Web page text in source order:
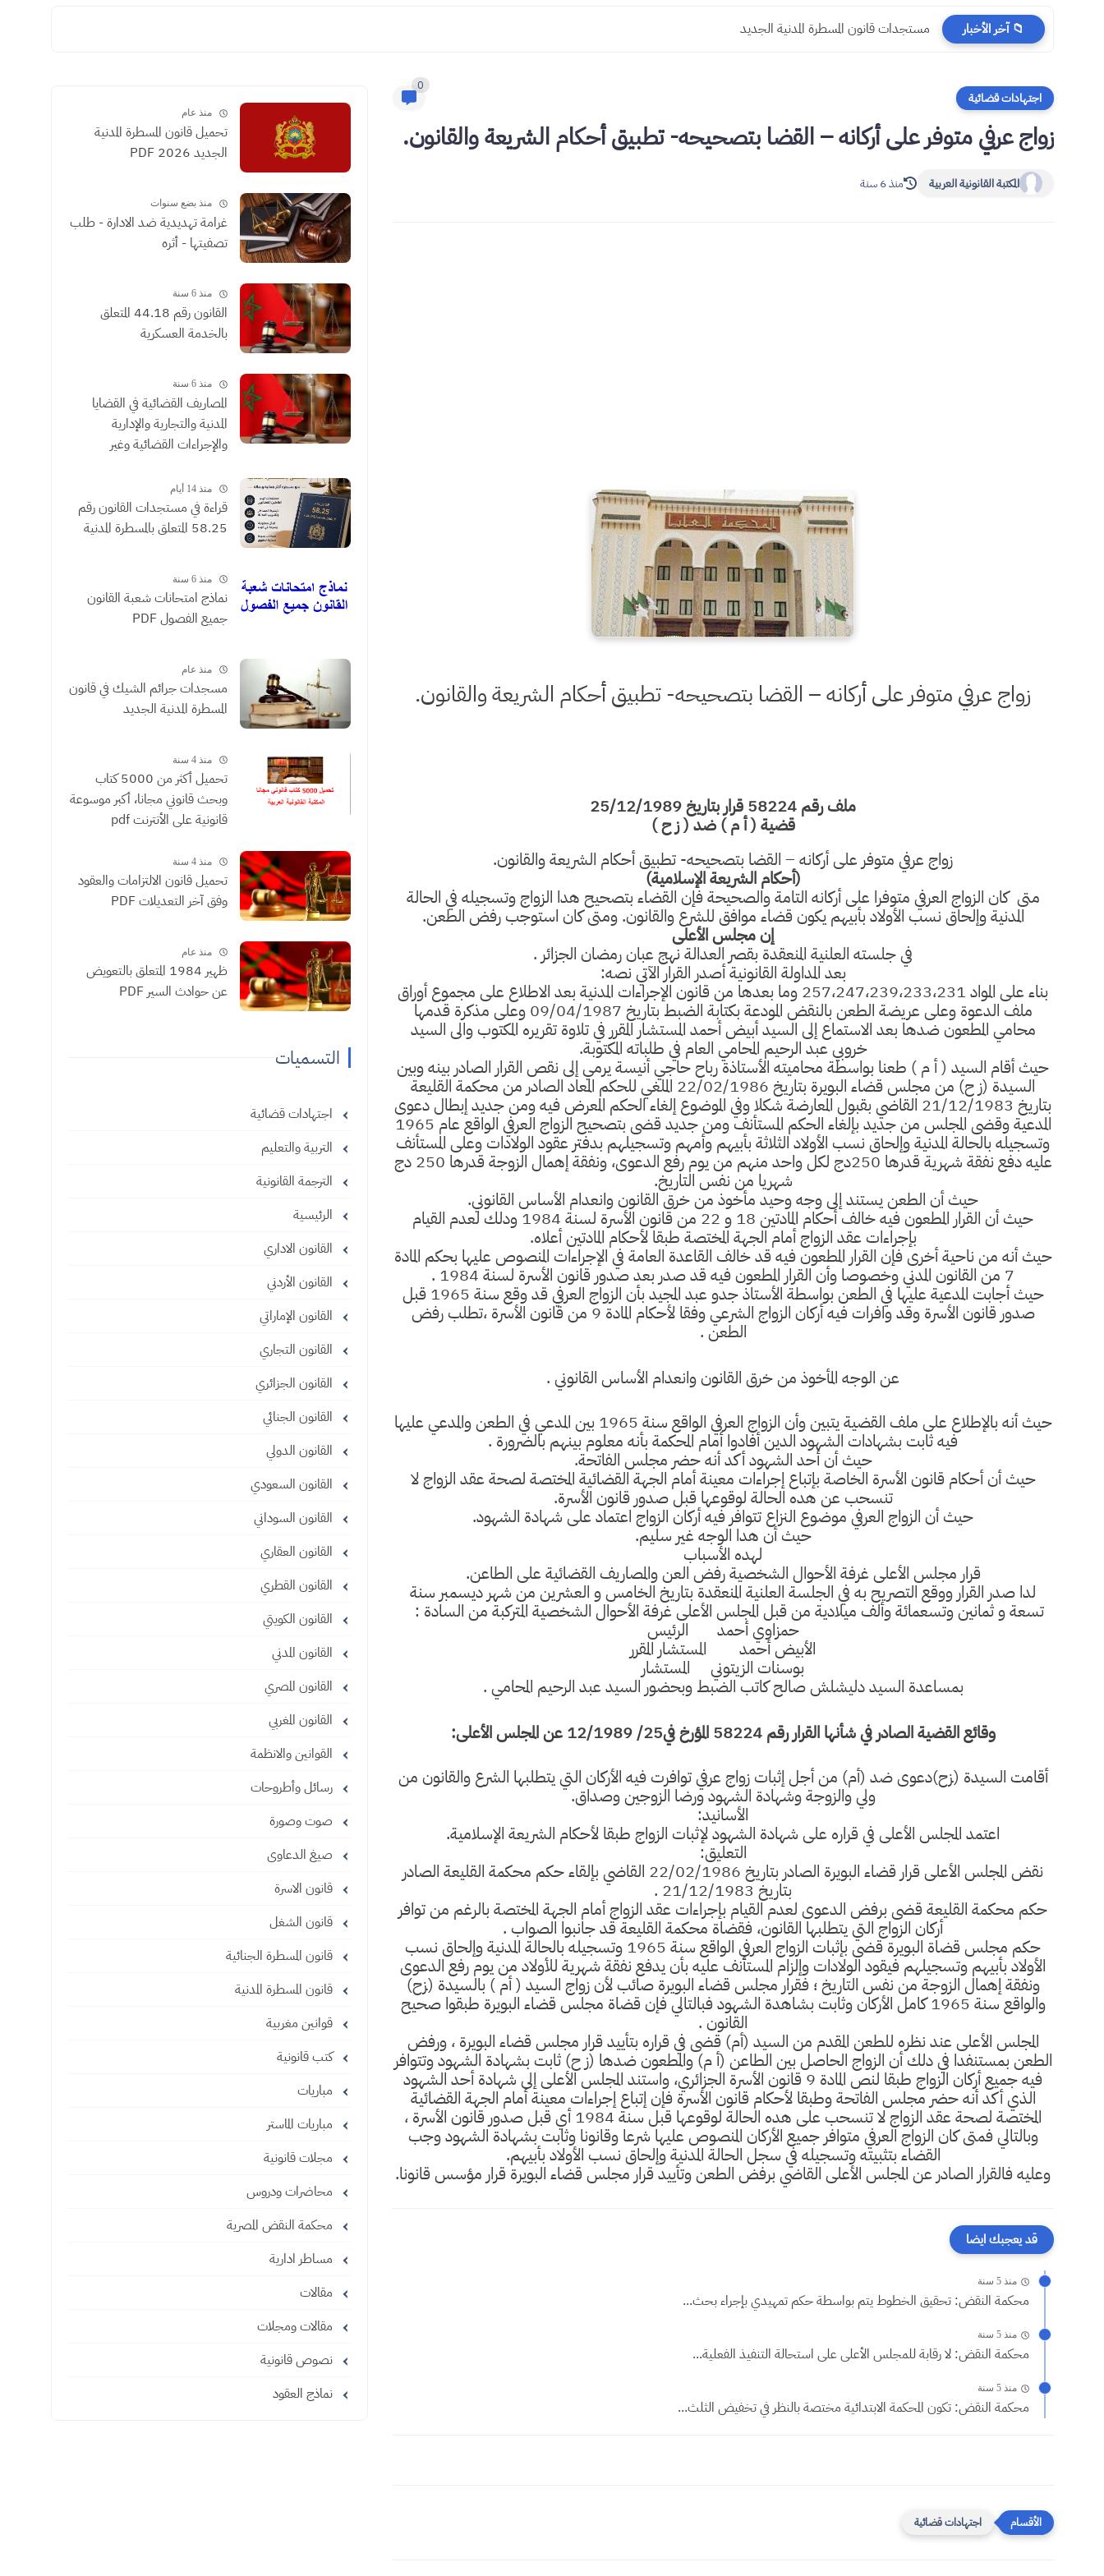
📁 آخر الأخبار مستجدات قانون المسطرة المدنية الجديد
اجتهادات قضائية
0
زواج عرفي متوفر على أركانه – القضا بتصحيحه- تطبيق أحكام الشريعة والقانون.
المكتبة القانونية العربية منذ 6 سنة
زواج عرفي متوفر على أركانه – القضا بتصحيحه- تطبيق أحكام الشريعة والقانون.
ملف رقم 58224 قرار بتاريخ 25/12/1989
قضية ( أ م ) ضد ( ز ح )
زواج عرفي متوفر على أركانه – القضا بتصحيحه- تطبيق أحكام الشريعة والقانون.
(أحكام الشريعة الإسلامية)
متى كان الزواج العرفي متوفرا على أركانه التامة والصحيحة فإن القضاء بتصحيح هدا الزواج وتسجيله في الحالة
المدنية وإلحاق نسب الأولاد بأبيهم يكون قضاء موافق للشرع والقانون. ومتى كان استوجب رفض الطعن.
إن مجلس الأعلى
في جلسته العلنية المنعقدة بقصر العدالة نهج عبان رمضان الجزائر .
بعد المداولة القانونية أصدر القرار الآتي نصه:
بناء على المواد 257،247،239،233،231 وما بعدها من قانون الإجراءات المدنية بعد الاطلاع على مجموع أوراق
ملف الدعوة وعلى عريضة الطعن بالنقض المودعة بكتابة الضبط بتاريخ 09/04/1987 وعلى مذكرة قدمها
محامي المطعون ضدها بعد الاستماع إلى السيد أبيض أحمد المستشار المقرر في تلاوة تقريره المكتوب والى السيد
خروبي عبد الرحيم المحامي العام في طلباته المكتوبة.
حيث أقام السيد ( أ م ) طعنا بواسطة محاميته الأستاذة رباح حاجي أنيسة يرمي إلى نقص القرار الصادر بينه وبين
السيدة (ز ح) من مجلس قضاء البويرة بتاريخ 22/02/1986 الملغي للحكم المعاد الصادر من محكمة القليعة
بتاريخ 21/12/1983 القاضي بقبول المعارضة شكلا وفي الموضوع إلغاء الحكم المعرض فيه ومن جديد إبطال دعوى
المدعية وقضى المجلس من جديد بإلغاء الحكم المستأنف ومن جديد قضى بتصحيح الزواج العرفي الواقع عام 1965
وتسجيله بالحالة المدنية وإلحاق نسب الأولاد الثلاثة بأبيهم وأمهم وتسجيلهم بدفتر عقود الولادات وعلى المستأنف
عليه دفع نفقة شهرية قدرها 250دج لكل واحد منهم من يوم رفع الدعوى، ونفقة إهمال الزوجة قدرها 250 دج
شهريا من نفس التاريخ.
حيث أن الطعن يستند إلى وجه وحيد مأخوذ من خرق القانون وانعدام الأساس القانوني.
حيث أن القرار المطعون فيه خالف أحكام المادتين 18 و 22 من قانون الأسرة لسنة 1984 ودلك لعدم القيام
بإجراءات عقد الزواج أمام الجهة المختصة طبقا لأحكام المادتين أعلاه.
حيث أنه من ناحية أخرى فإن القرار المطعون فيه قد خالف القاعدة العامة في الإجراءات المنصوص عليها بحكم المادة
7 من القانون المدني وخصوصا وأن القرار المطعون فيه قد صدر بعد صدور قانون الأسرة لسنة 1984 .
حيث أجابت المدعية عليها في الطعن بواسطة الأستاذ جدو عبد المجيد بأن الزواج العرفي قد وقع سنة 1965 قبل
صدور قانون الأسرة وقد وافرات فيه أركان الزواج الشرعي وفقا لأحكام المادة 9 من قانون الأسرة ،تطلب رفض
الطعن .
عن الوجه المأخوذ من خرق القانون وانعدام الأساس القانوني .
حيث أنه بالإطلاع على ملف القضية يتبين وأن الزواج العرفي الواقع سنة 1965 بين المدعي في الطعن والمدعي عليها
فيه ثابت بشهادات الشهود الدين أفادوا أمام المحكمة بأنه معلوم بينهم بالضرورة .
حيث أن أحد الشهود أكد أنه حضر مجلس الفاتحة.
حيث أن أحكام قانون الأسرة الخاصة بإتباع إجراءات معينة أمام الجهة القضائية المختصة لصحة عقد الزواج لا
تنسحب عن هده الحالة لوقوعها قبل صدور قانون الأسرة.
حيث أن الزواج العرفي موضوع النزاع تتوافر فيه أركان الزواج اعتماد على شهادة الشهود.
حيث أن هدا الوجه غير سليم.
لهده الأسباب
قرار مجلس الأعلى غرفة الأحوال الشخصية رفض العن والمصاريف القضائية على الطاعن.
لدا صدر القرار ووقع التصريح به في الجلسة العلنية المنعقدة بتاريخ الخامس و العشرين من شهر ديسمبر سنة
تسعة و ثمانين وتسعمائة وألف ميلادية من قبل المجلس الأعلى غرفة الأحوال الشخصية المتركبة من السادة :
حمزاوي أحمد الرئيس
الأبيض أحمد المستشار المقرر
بوسنات الزيتوني المستشار
بمساعدة السيد دليشلش صالح كاتب الضبط وبحضور السيد عبد الرحيم المحامي .
وقائع القضية الصادر في شأنها القرار رقم 58224 المؤرخ في
25/ 12/1989 عن المجلس الأعلى:
أقامت السيدة (زح)دعوى ضد (أم) من أجل إثبات زواج عرفي توافرت فيه الأركان التي يتطلبها الشرع والقانون من
ولي والزوجة وشهادة الشهود ورضا الزوجين وصداق.
الأسانيد:
اعتمد المجلس الأعلى في قراره على شهادة الشهود لإثبات الزواج طبقا لأحكام الشريعة الإسلامية.
التعليق:
نقض المجلس الأعلى قرار قضاء البويرة الصادر بتاريخ 22/02/1986 القاضي بإلقاء حكم محكمة القليعة الصادر
بتاريخ 21/12/1983 .
حكم محكمة القليعة قضى برفض الدعوى لعدم القيام بإجراءات عقد الزواج أمام الجهة المختصة بالرغم من توافر
أركان الزواج التي يتطلبها القانون، فقضاة محكمة القليعة قد جانبوا الصواب .
حكم مجلس قضاة البويرة قضى بإثبات الزواج العرفي الواقع سنة 1965 وتسجيله بالحالة المدنية وإلحاق نسب
الأولاد بأبيهم وتسجيلهم فيقود الولادات وإلزام المستأنف عليه بأن يدفع نفقة شهرية للأولاد من يوم رفع الدعوى
ونفقة إهمال الزوجة من نفس التاريخ ؛ فقرار مجلس قضاء البويرة صائب لأن زواج السيد ( أم ) بالسيدة (زح)
والواقع سنة 1965 كامل الأركان وثابت بشاهدة الشهود فبالتالي فإن قضاة مجلس قضاء البويرة طبقوا صحيح
القانون .
المجلس الأعلى عند نظره للطعن المقدم من السيد (أم) قضى في قراره بتأييد قرار مجلس قضاء البويرة ، ورفض
الطعن بمستنفدا في دلك أن الزواج الحاصل بين الطاعن (أ م) والمطعون ضدها (ز ح) ثابت بشهادة الشهود وتتوافر
فيه جميع أركان الزواج طبقا لنص المادة 9 قانون الأسرة الجزائري، واستند المجلس الأعلى إلى شهادة أحد الشهود
الذي أكد أنه حضر مجلس الفاتحة وطبقا لأحكام قانون الأسرة فإن إتباع إجراءات معينة أمام الجهة القضائية
المختصة لصحة عقد الزواج لا تنسحب على هده الحالة لوقوعها قبل سنة 1984 أي قبل صدور قانون الأسرة ،
وبالتالي فمتى كان الزواج العرفي متوافر جميع الأركان المنصوص عليها شرعا وقانونا وثابت بشهادة الشهود وجب
القضاء بتثبيته وتسجيله في سجل الحالة المدنية وإلحاق نسب الأولاد بأبيهم.
وعليه فالقرار الصادر عن المجلس الأعلى القاضي برفض الطعن وتأييد قرار مجلس قضاء البويرة قرار مؤسس قانونا.
قد يعجبك ايضا
منذ 5 سنة
محكمة النقض: تحقيق الخطوط يتم بواسطة حكم تمهيدي بإجراء بحث...
منذ 5 سنة
محكمة النقض: لا رقابة للمجلس الأعلى على استحالة التنفيذ الفعلية...
منذ 5 سنة
محكمة النقض: تكون المحكمة الابتدائية مختصة بالنظر في تخفيض الثلث...
اجتهادات قضائية
منذ عام
تحميل قانون المسطرة المدنية
الجديد 2026 PDF
منذ بضع سنوات
غرامة تهديدية ضد الادارة - طلب
تصفيتها - أثره
منذ 6 سنة
القانون رقم 44.18 المتعلق
بالخدمة العسكرية
منذ 6 سنة
المصاريف القضائية في القضايا
المدنية والتجارية والإدارية
والإجراءات القضائية وغير
الموثقون
منذ 14 أيام
​قراءة في مستجدات القانون رقم
58.25 المتعلق بالمسطرة المدنية
منذ 6 سنة
نماذج امتحانات شعبة القانون
جميع الفصول PDF
منذ عام
مسجدات جرائم الشيك في قانون
المسطرة المدنية الجديد
منذ 4 سنة
تحميل أكثر من 5000 كتاب
وبحث قانوني مجانا، أكبر موسوعة
قانونية على الأنترنت pdf
منذ 4 سنة
تحميل قانون الالتزامات والعقود
وفق آخر التعديلات PDF
منذ عام
ظهير 1984 المتعلق بالتعويض
عن حوادث السير PDF
التسميات
اجتهادات قضائية
التربية والتعليم
الترجمة القانونية
الرئيسية
القانون الاداري
القانون الأردني
القانون الإماراتي
القانون التجاري
القانون الجزائري
القانون الجنائي
القانون الدولي
القانون السعودي
القانون السوداني
القانون العقاري
القانون القطري
القانون الكويتي
القانون المدني
القانون المصري
القانون المغربي
القوانين والانظمة
رسائل وأطروحات
صوت وصورة
صيغ الدعاوى
قانون الاسرة
قانون الشغل
قانون المسطرة الجنائية
قانون المسطرة المدنية
قوانين مغربية
كتب قانونية
مباريات
مباريات الماستر
مجلات قانونية
محاضرات ودروس
محكمة النقض المصرية
مساطر ادارية
مقالات
مقالات ومجلات
نصوص قانونية
نماذج العقود